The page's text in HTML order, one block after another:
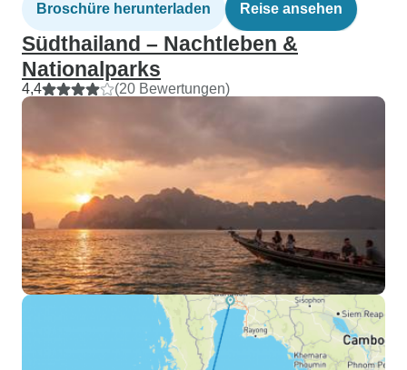
Broschüre herunterladen Reise ansehen
Südthailand – Nachtleben &
Nationalparks
4,4 (20 Bewertungen)